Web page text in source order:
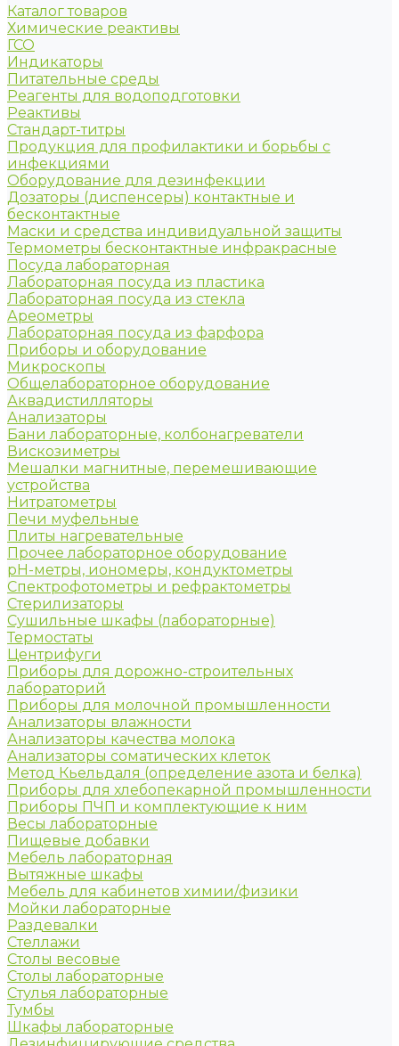
Каталог товаров
Химические реактивы
ГСО
Индикаторы
Питательные среды
Реагенты для водоподготовки
Реактивы
Стандарт-титры
Продукция для профилактики и борьбы с
инфекциями
Оборудование для дезинфекции
Дозаторы (диспенсеры) контактные и
бесконтактные
Маски и средства индивидуальной защиты
Термометры бесконтактные инфракрасные
Посуда лабораторная
Лабораторная посуда из пластика
Лабораторная посуда из стекла
Ареометры
Лабораторная посуда из фарфора
Приборы и оборудование
Микроскопы
Общелабораторное оборудование
Аквадистилляторы
Анализаторы
Бани лабораторные, колбонагреватели
Вискозиметры
Мешалки магнитные, перемешивающие
устройства
Нитратометры
Печи муфельные
Плиты нагревательные
Прочее лабораторное оборудование
рН-метры, иономеры, кондуктометры
Спектрофотометры и рефрактометры
Стерилизаторы
Сушильные шкафы (лабораторные)
Термостаты
Центрифуги
Приборы для дорожно-строительных
лабораторий
Приборы для молочной промышленности
Анализаторы влажности
Анализаторы качества молока
Анализаторы соматических клеток
Метод Кьельдаля (определение азота и белка)
Приборы для хлебопекарной промышленности
Приборы ПЧП и комплектующие к ним
Весы лабораторные
Пищевые добавки
Мебель лабораторная
Вытяжные шкафы
Мебель для кабинетов химии/физики
Мойки лабораторные
Раздевалки
Стеллажи
Столы весовые
Столы лабораторные
Стулья лабораторные
Тумбы
Шкафы лабораторные